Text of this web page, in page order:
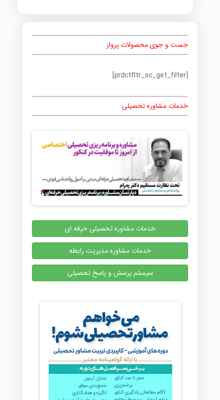
جست و جوی محصولات پرواز
[prdctfltr_sc_get_filter]
خدمات مشاوره تحصیلی
خدمات مشاوره تحصیلی حرفه ای
خدمات مشاوره مدیریت رابطه
سیستم پرسش و پاسخ تحصیلی